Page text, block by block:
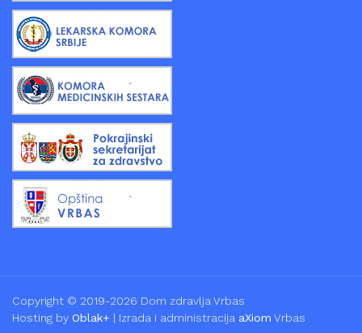
Copyright © 2019-2026 Dom zdravlja Vrbas
Hosting by Oblak+ | Izrada i administracija aXiom Vrbas